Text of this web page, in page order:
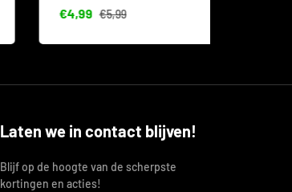
€5,99
Laten we in contact blijven!
Blijf op de hoogte van de scherpste
kortingen en acties!